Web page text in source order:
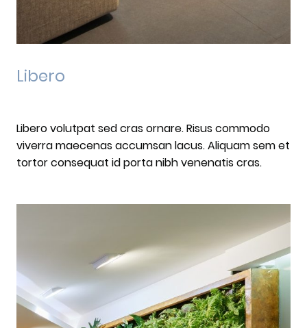
Libero
Libero volutpat sed cras ornare. Risus commodo
viverra maecenas accumsan lacus. Aliquam sem et
tortor consequat id porta nibh venenatis cras.